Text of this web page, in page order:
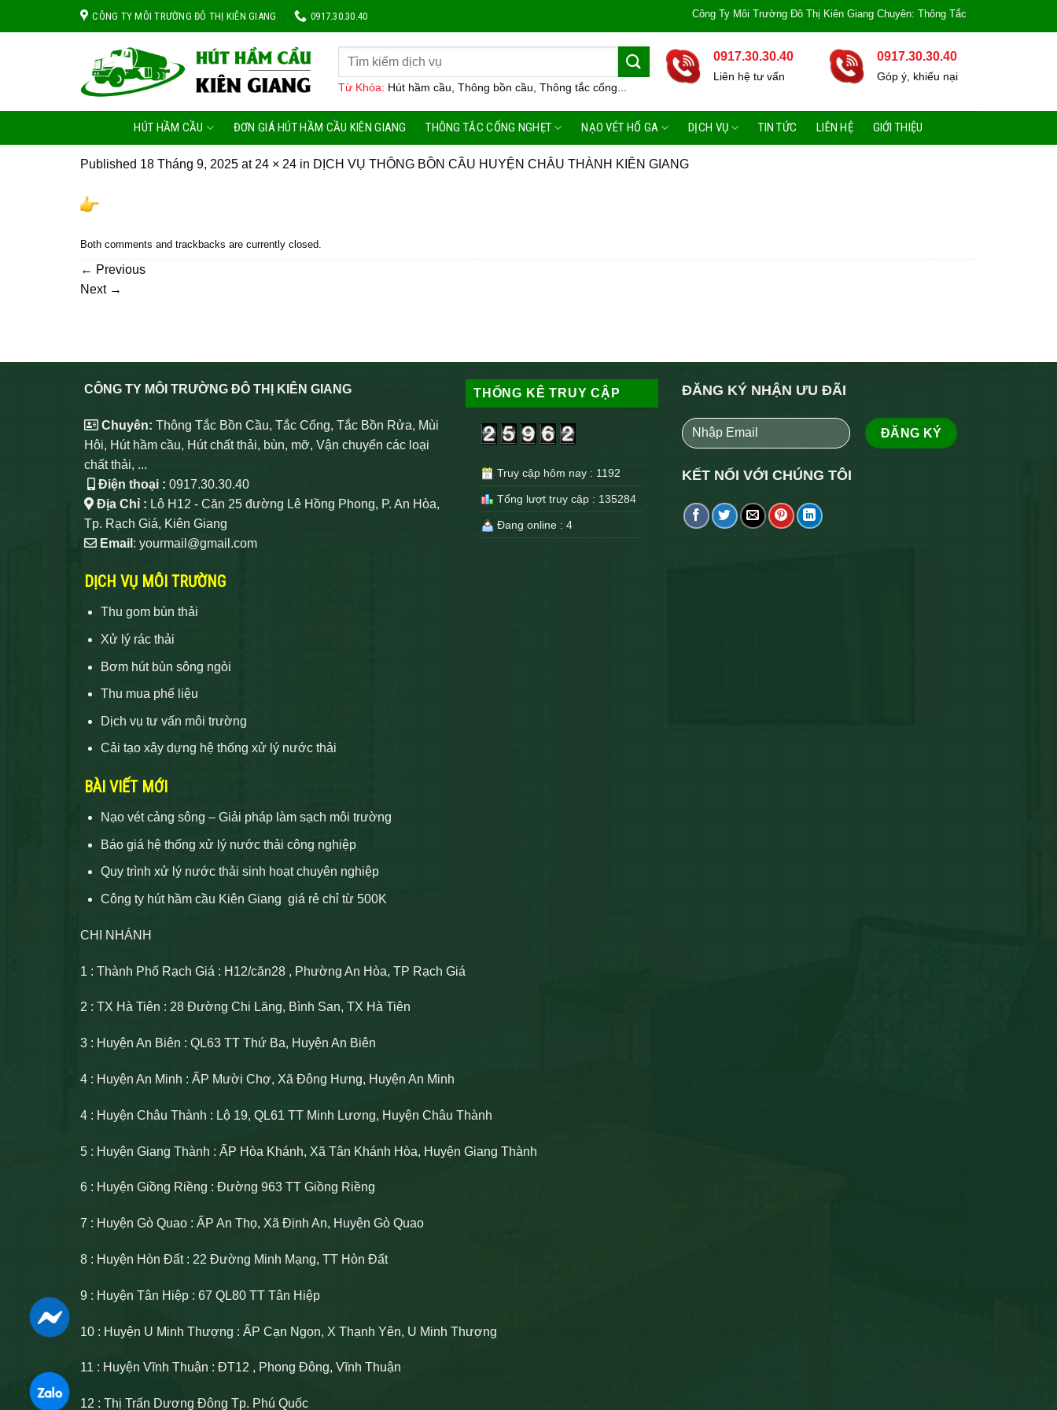
CÔNG TY MÔI TRƯỜNG ĐÔ THỊ KIÊN GIANG 0917.30.30.40 Công Ty Môi Trường Đô Thị Kiên Giang Chuyên: Thông Tắc Bồn Cầu, Tắc Cống,
Từ Khóa: Hút hầm cầu, Thông bồn cầu, Thông tắc cống...
0917.30.30.40
Liên hệ tư vấn
0917.30.30.40
Góp ý, khiếu nại
HÚT HẦM CẦU ĐƠN GIÁ HÚT HẦM CẦU KIÊN GIANG THÔNG TẮC CỐNG NGHẸT NẠO VÉT HỐ GA DỊCH VỤ TIN TỨC LIÊN HỆ GIỚI THIỆU
Published 18 Tháng 9, 2025 at 24 × 24 in DỊCH VỤ THÔNG BỒN CẦU HUYỆN CHÂU THÀNH KIÊN GIANG
Both comments and trackbacks are currently closed.
← Previous
Next →
CÔNG TY MÔI TRƯỜNG ĐÔ THỊ KIÊN GIANG
Chuyên: Thông Tắc Bồn Cầu, Tắc Cống, Tắc Bồn Rửa, Mùi
Hôi, Hút hầm cầu, Hút chất thải, bùn, mỡ, Vận chuyển các loại
chất thải, ...
Điện thoại : 0917.30.30.40
Địa Chỉ : Lô H12 - Căn 25 đường Lê Hồng Phong, P. An Hòa,
Tp. Rạch Giá, Kiên Giang
Email : yourmail@gmail.com
DỊCH VỤ MÔI TRƯỜNG
Thu gom bùn thải
Xử lý rác thải
Bơm hút bùn sông ngòi
Thu mua phế liệu
Dịch vụ tư vấn môi trường
Cải tạo xây dựng hệ thống xử lý nước thải
BÀI VIẾT MỚI
Nạo vét cảng sông – Giải pháp làm sạch môi trường
Báo giá hệ thống xử lý nước thải công nghiệp
Quy trình xử lý nước thải sinh hoạt chuyên nghiệp
Công ty hút hầm cầu Kiên Giang giá rẻ chỉ từ 500K
THỐNG KÊ TRUY CẬP
Truy cập hôm nay : 1192
Tổng lượt truy cập : 135284
Đang online : 4
ĐĂNG KÝ NHẬN ƯU ĐÃI
KẾT NỐI VỚI CHÚNG TÔI
CHI NHÁNH
1 : Thành Phố Rạch Giá : H12/căn28 , Phường An Hòa, TP Rạch Giá
2 : TX Hà Tiên : 28 Đường Chi Lăng, Bình San, TX Hà Tiên
3 : Huyện An Biên : QL63 TT Thứ Ba, Huyện An Biên
4 : Huyện An Minh : ẤP Mười Chợ, Xã Đông Hưng, Huyện An Minh
4 : Huyện Châu Thành : Lộ 19, QL61 TT Minh Lương, Huyện Châu Thành
5 : Huyện Giang Thành : ẤP Hòa Khánh, Xã Tân Khánh Hòa, Huyện Giang Thành
6 : Huyện Giồng Riềng : Đường 963 TT Giồng Riềng
7 : Huyện Gò Quao : ẤP An Thọ, Xã Định An, Huyện Gò Quao
8 : Huyện Hòn Đất : 22 Đường Minh Mạng, TT Hòn Đất
9 : Huyện Tân Hiệp : 67 QL80 TT Tân Hiệp
10 : Huyện U Minh Thượng : ẤP Cạn Ngọn, X Thạnh Yên, U Minh Thượng
11 : Huyện Vĩnh Thuận : ĐT12 , Phong Đông, Vĩnh Thuận
12 : Thị Trấn Dương Đông Tp. Phú Quốc